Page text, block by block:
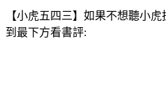
【小虎五四三】如果不想聽小
到最下方看書評: